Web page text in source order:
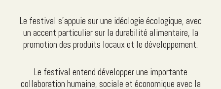
Le festival s'appuie sur une idéologie écologique, avec
un accent particulier sur la durabilité alimentaire, la
promotion des produits locaux et le développement.
Le festival entend développer une importante
collaboration humaine, sociale et économique avec la